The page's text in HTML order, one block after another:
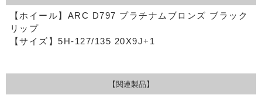
【ホイール】ARC D797 プラチナムブロンズ ブラック
リップ
【サイズ】5H-127/135 20X9J+1
【関連製品】